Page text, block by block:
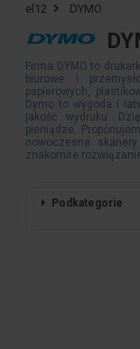
el12 DYMO
Firma DYMO to
biurowe i
papierowych,
Dymo to wygoda i
jakość wydruku.
pieniądze.
nowoczesne
znakomite
Podkategorie